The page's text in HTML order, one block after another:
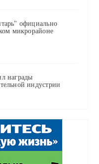
официально
микрорайоне
награды
индустрии